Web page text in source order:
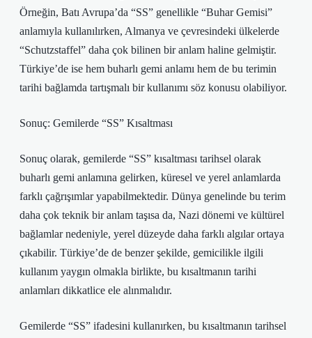
Örneğin, Batı Avrupa’da “SS” genellikle “Buhar Gemisi”
anlamıyla kullanılırken, Almanya ve çevresindeki ülkelerde
“Schutzstaffel” daha çok bilinen bir anlam haline gelmiştir.
Türkiye’de ise hem buharlı gemi anlamı hem de bu terimin
tarihi bağlamda tartışmalı bir kullanımı söz konusu olabiliyor.
Sonuç: Gemilerde “SS” Kısaltması
Sonuç olarak, gemilerde “SS” kısaltması tarihsel olarak
buharlı gemi anlamına gelirken, küresel ve yerel anlamlarda
farklı çağrışımlar yapabilmektedir. Dünya genelinde bu terim
daha çok teknik bir anlam taşısa da, Nazi dönemi ve kültürel
bağlamlar nedeniyle, yerel düzeyde daha farklı algılar ortaya
çıkabilir. Türkiye’de de benzer şekilde, gemicilikle ilgili
kullanım yaygın olmakla birlikte, bu kısaltmanın tarihi
anlamları dikkatlice ele alınmalıdır.
Gemilerde “SS” ifadesini kullanırken, bu kısaltmanın tarihsel